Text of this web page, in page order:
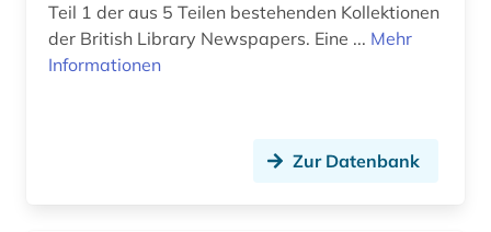
berber (1)
bergbau (2)
Teil 1 der aus 5 Teilen bestehenden Kollektionen
der British Library Newspapers. Eine ... Mehr
Informationen
Zur Datenbank